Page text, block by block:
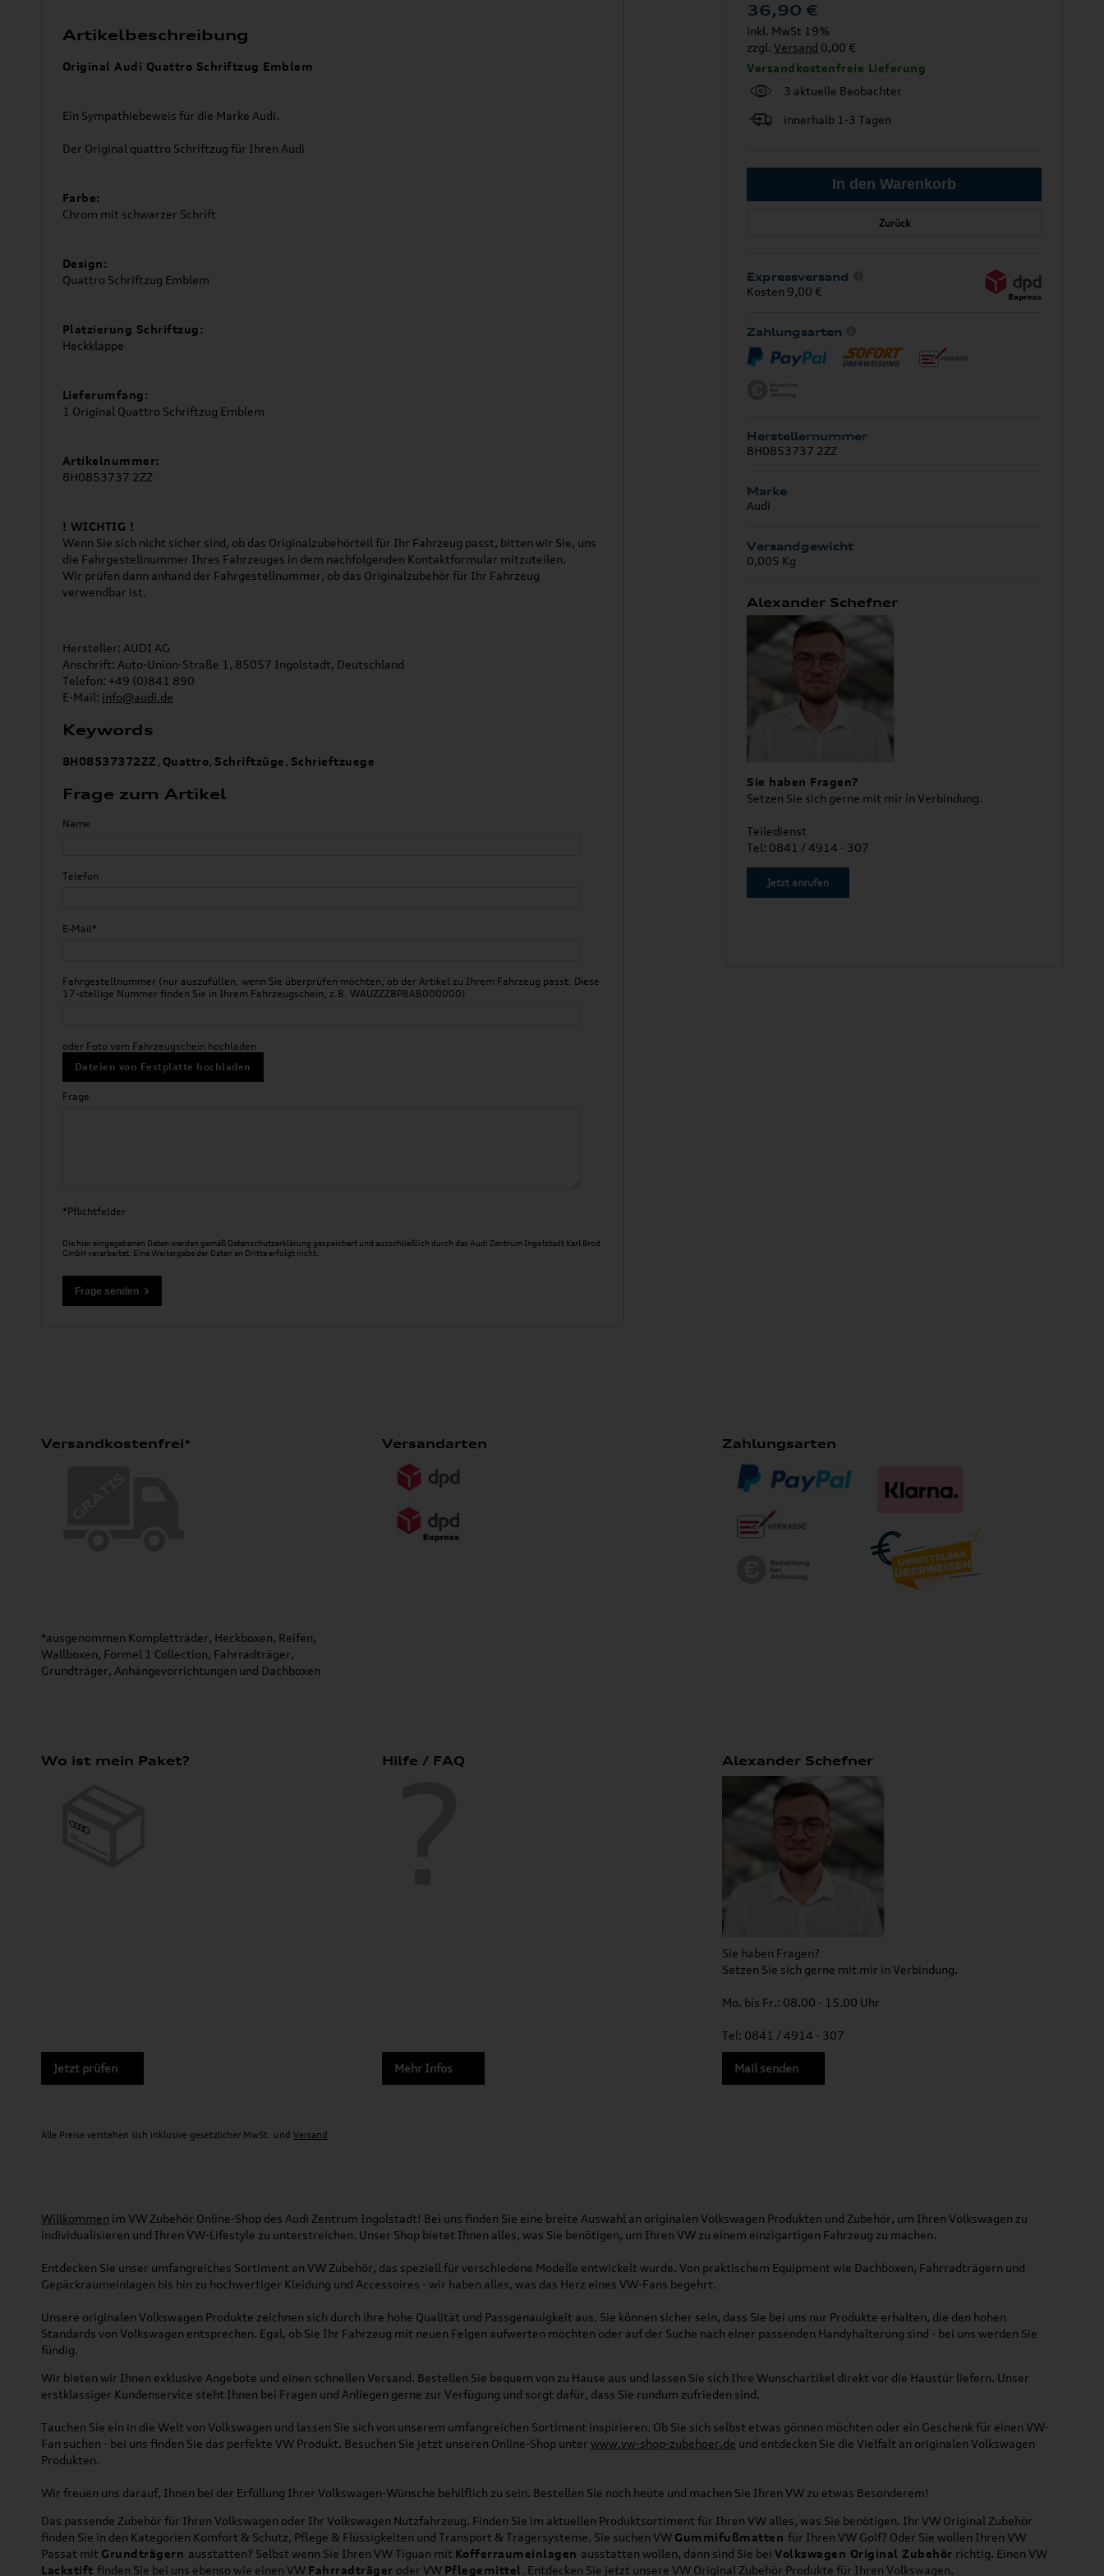
Artikelbeschreibung
Original Audi Quattro Schriftzug Emblem
Ein Sympathiebeweis für die Marke Audi.
Der Original quattro Schriftzug für Ihren Audi
Farbe:
Chrom mit schwarzer Schrift
Design:
Quattro Schriftzug Emblem
Platzierung Schriftzug:
Heckklappe
Lieferumfang:
1 Original Quattro Schriftzug Emblem
Artikelnummer:
8H0853737 2ZZ
! WICHTIG !
Wenn Sie sich nicht sicher sind, ob das Originalzubehörteil für Ihr Fahrzeug passt, bitten wir Sie, uns
die Fahrgestellnummer Ihres Fahrzeuges in dem nachfolgenden Kontaktformular mitzuteilen.
Wir prüfen dann anhand der Fahrgestellnummer, ob das Originalzubehör für Ihr Fahrzeug
verwendbar ist.
Hersteller: AUDI AG
Anschrift: Auto-Union-Straße 1, 85057 Ingolstadt, Deutschland
Telefon: +49 (0)841 890
E-Mail: info@audi.de
Keywords
8H08537372ZZ, Quattro, Schriftzüge, Schrieftzuege
Frage zum Artikel
Name
Telefon
E-Mail*
Fahrgestellnummer (nur auszufüllen, wenn Sie überprüfen möchten, ob der Artikel zu Ihrem Fahrzeug passt. Diese
17-stellige Nummer finden Sie in Ihrem Fahrzeugschein, z.B. WAUZZZ8P8AB000000)
oder Foto vom Fahrzeugschein hochladen
Dateien von Festplatte hochladen
Frage
*Pflichtfelder
Die hier eingegebenen Daten werden gemäß Datenschutzerklärung gespeichert und ausschließlich durch das Audi Zentrum Ingolstadt Karl Brod
GmbH verarbeitet. Eine Weitergabe der Daten an Dritte erfolgt nicht.
36,90 €
inkl. MwSt 19%
zzgl.Versand 0,00 €
Versandkostenfreie Lieferung
3 aktuelle Beobachter
innerhalb 1-3 Tagen
Zurück
Expressversand
Kosten 9,00 €
Zahlungsarten
Herstellernummer
8H0853737 2ZZ
Marke
Audi
Versandgewicht
0,005 Kg
Alexander Schefner
Sie haben Fragen?
Setzen Sie sich gerne mit mir in Verbindung.
Teiledienst
Tel: 0841 / 4914 - 307
Jetzt anrufen
Versandkostenfrei*
*ausgenommen Kompletträder, Heckboxen, Reifen,
Wallboxen, Formel 1 Collection, Fahrradträger,
Grundträger, Anhängevorrichtungen und Dachboxen
Versandarten Zahlungsarten
Wo ist mein Paket?
Jetzt prüfen
Hilfe / FAQ
Mehr Infos
Alexander Schefner
Sie haben Fragen?
Setzen Sie sich gerne mit mir in Verbindung.
Mo. bis Fr.: 08.00 - 15.00 Uhr
Tel: 0841 / 4914 - 307
Mail senden
Alle Preise verstehen sich inklusive gesetzlicher MwSt. und Versand
Willkommen im VW Zubehör Online-Shop des Audi Zentrum Ingolstadt! Bei uns finden Sie eine breite Auswahl an originalen Volkswagen Produkten und Zubehör, um Ihren Volkswagen zu
individualisieren und Ihren VW-Lifestyle zu unterstreichen. Unser Shop bietet Ihnen alles, was Sie benötigen, um Ihren VW zu einem einzigartigen Fahrzeug zu machen.
Entdecken Sie unser umfangreiches Sortiment an VW Zubehör, das speziell für verschiedene Modelle entwickelt wurde. Von praktischem Equipment wie Dachboxen, Fahrradträgern und
Gepäckraumeinlagen bis hin zu hochwertiger Kleidung und Accessoires - wir haben alles, was das Herz eines VW-Fans begehrt.
Unsere originalen Volkswagen Produkte zeichnen sich durch ihre hohe Qualität und Passgenauigkeit aus. Sie können sicher sein, dass Sie bei uns nur Produkte erhalten, die den hohen
Standards von Volkswagen entsprechen. Egal, ob Sie Ihr Fahrzeug mit neuen Felgen aufwerten möchten oder auf der Suche nach einer passenden Handyhalterung sind - bei uns werden Sie
fündig.
Wir bieten wir Ihnen exklusive Angebote und einen schnellen Versand. Bestellen Sie bequem von zu Hause aus und lassen Sie sich Ihre Wunschartikel direkt vor die Haustür liefern. Unser
erstklassiger Kundenservice steht Ihnen bei Fragen und Anliegen gerne zur Verfügung und sorgt dafür, dass Sie rundum zufrieden sind.
Tauchen Sie ein in die Welt von Volkswagen und lassen Sie sich von unserem umfangreichen Sortiment inspirieren. Ob Sie sich selbst etwas gönnen möchten oder ein Geschenk für einen VW-
Fan suchen - bei uns finden Sie das perfekte VW Produkt. Besuchen Sie jetzt unseren Online-Shop unter www.vw-shop-zubehoer.de und entdecken Sie die Vielfalt an originalen Volkswagen
Produkten.
Wir freuen uns darauf, Ihnen bei der Erfüllung Ihrer Volkswagen-Wünsche behilflich zu sein. Bestellen Sie noch heute und machen Sie Ihren VW zu etwas Besonderem!
Das passende Zubehör für Ihren Volkswagen oder Ihr Volkswagen Nutzfahrzeug. Finden Sie im aktuellen Produktsortiment für Ihren VW alles, was Sie benötigen. Ihr VW Original Zubehör
finden Sie in den Kategorien Komfort & Schutz, Pflege & Flüssigkeiten und Transport & Trägersysteme. Sie suchen VW Gummifußmatten für Ihren VW Golf? Oder Sie wollen Ihren VW
Passat mit Grundträgern ausstatten? Selbst wenn Sie Ihren VW Tiguan mit Kofferraumeinlagen ausstatten wollen, dann sind Sie bei Volkswagen Original Zubehör richtig. Einen VW
Lackstift finden Sie bei uns ebenso wie einen VW Fahrradträger oder VW Pflegemittel. Entdecken Sie jetzt unsere VW Original Zubehör Produkte für Ihren Volkswagen.